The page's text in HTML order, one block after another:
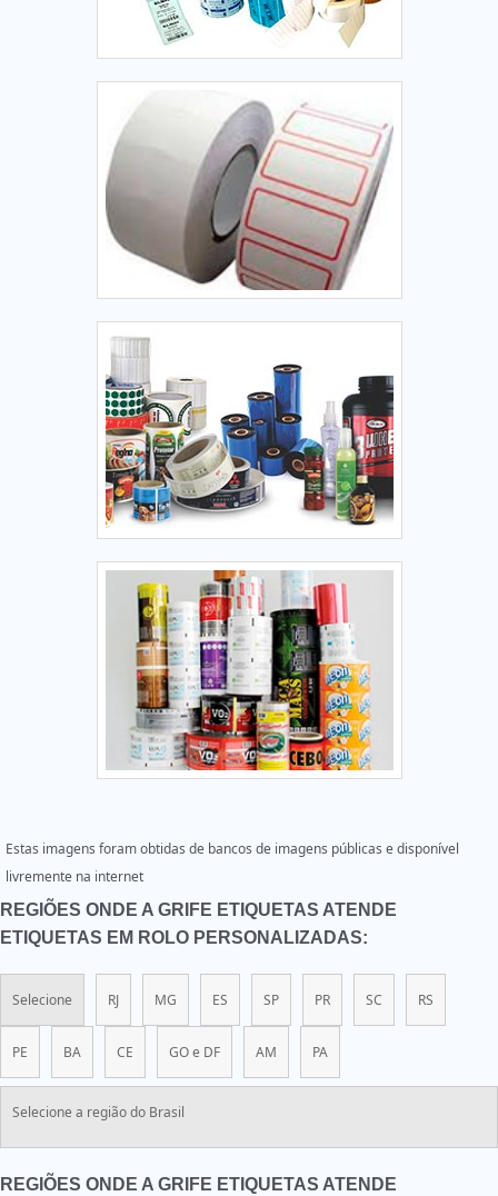
Estas imagens foram obtidas de bancos de imagens públicas e disponível
livremente na internet
REGIÕES ONDE A GRIFE ETIQUETAS ATENDE
ETIQUETAS EM ROLO PERSONALIZADAS:
Selecione RJ MG ES SP PR SC RS
PE BA CE GO e DF AM PA
Selecione a região do Brasil
REGIÕES ONDE A GRIFE ETIQUETAS ATENDE